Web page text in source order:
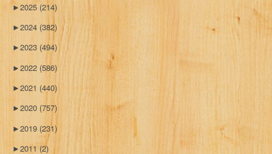
►2025 (214)
►2024 (382)
►2023 (494)
►2022 (586)
►2021 (440)
►2020 (757)
►2019 (231)
►2011 (2)